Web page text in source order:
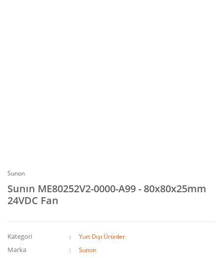
Sunon
Sunın ME80252V2-0000-A99 - 80x80x25mm
24VDC Fan
Kategori Yurt Dışı Ürünler
Marka Sunon